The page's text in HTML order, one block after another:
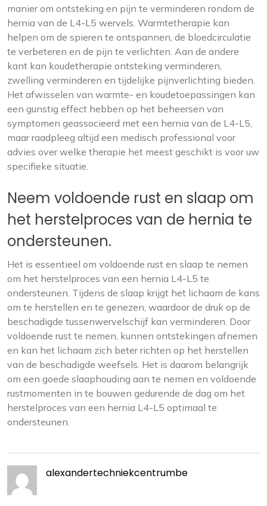
manier om ontsteking en pijn te verminderen rondom de
hernia van de L4-L5 wervels. Warmtetherapie kan
helpen om de spieren te ontspannen, de bloedcirculatie
te verbeteren en de pijn te verlichten. Aan de andere
kant kan koudetherapie ontsteking verminderen,
zwelling verminderen en tijdelijke pijnverlichting bieden.
Het afwisselen van warmte- en koudetoepassingen kan
een gunstig effect hebben op het beheersen van
symptomen geassocieerd met een hernia van de L4-L5,
maar raadpleeg altijd een medisch professional voor
advies over welke therapie het meest geschikt is voor uw
specifieke situatie.
Neem voldoende rust en slaap om
het herstelproces van de hernia te
ondersteunen.
Het is essentieel om voldoende rust en slaap te nemen
om het herstelproces van een hernia L4-L5 te
ondersteunen. Tijdens de slaap krijgt het lichaam de kans
om te herstellen en te genezen, waardoor de druk op de
beschadigde tussenwervelschijf kan verminderen. Door
voldoende rust te nemen, kunnen ontstekingen afnemen
en kan het lichaam zich beter richten op het herstellen
van de beschadigde weefsels. Het is daarom belangrijk
om een goede slaaphouding aan te nemen en voldoende
rustmomenten in te bouwen gedurende de dag om het
herstelproces van een hernia L4-L5 optimaal te
ondersteunen.
alexandertechniekcentrumbe